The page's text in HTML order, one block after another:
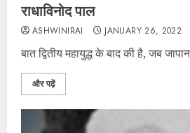
राधाविनोद पाल
ASHWINIRAI JANUARY 26, 2022
बात द्वितीय महायुद्ध के बाद की है, जब
और पढ़ें